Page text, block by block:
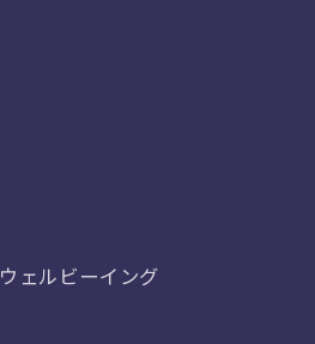
ウェルビーイング